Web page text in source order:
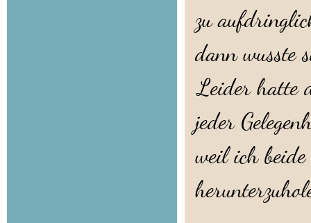
zu
dann wusste
Leider hatte
jeder
weil ich